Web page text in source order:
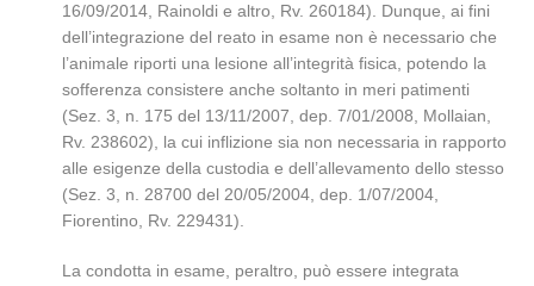
16/09/2014, Rainoldi e altro, Rv. 260184). Dunque, ai fini
dell’integrazione del reato in esame non è necessario che
l’animale riporti una lesione all’integrità fisica, potendo la
sofferenza consistere anche soltanto in meri patimenti
(Sez. 3, n. 175 del 13/11/2007, dep. 7/01/2008, Mollaian,
Rv. 238602), la cui inflizione sia non necessaria in rapporto
alle esigenze della custodia e dell’allevamento dello stesso
(Sez. 3, n. 28700 del 20/05/2004, dep. 1/07/2004,
Fiorentino, Rv. 229431).
La condotta in esame, peraltro, può essere integrata